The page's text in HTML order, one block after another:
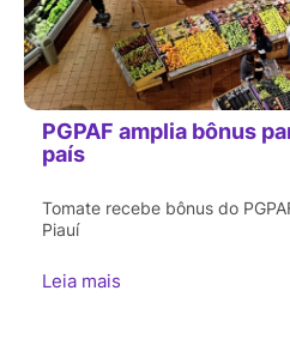
PGPAF amplia bônus
país
Tomate recebe bônus do
Piauí
Leia mais